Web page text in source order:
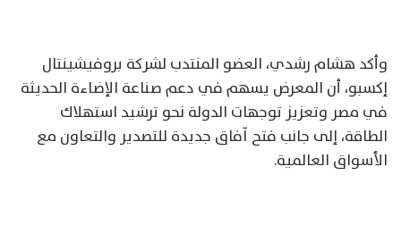
وأكد هشام رشدي، العضو المنتدب لشركة بروفيشينتال
إكسبو، أن المعرض يسهم في دعم صناعة الإضاءة الحديثة
في مصر وتعزيز توجهات الدولة نحو ترشيد استهلاك
الطاقة، إلى جانب فتح آفاق جديدة للتصدير والتعاون مع
الأسواق العالمية.